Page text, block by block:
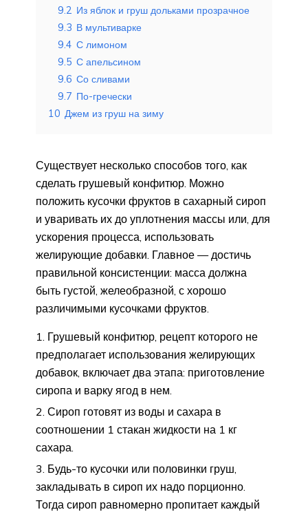
9.2 Из яблок и груш дольками прозрачное
9.3 В мультиварке
9.4 С лимоном
9.5 С апельсином
9.6 Со сливами
9.7 По-гречески
10 Джем из груш на зиму
Существует несколько способов того, как
сделать грушевый конфитюр. Можно
положить кусочки фруктов в сахарный сироп
и уваривать их до уплотнения массы или, для
ускорения процесса, использовать
желирующие добавки. Главное — достичь
правильной консистенции: масса должна
быть густой, желеобразной, с хорошо
различимыми кусочками фруктов.
Грушевый конфитюр, рецепт которого не
предполагает использования желирующих
добавок, включает два этапа: приготовление
сиропа и варку ягод в нем.
Сироп готовят из воды и сахара в
соотношении 1 стакан жидкости на 1 кг
сахара.
Будь-то кусочки или половинки груш,
закладывать в сироп их надо порционно.
Тогда сироп равномерно пропитает каждый